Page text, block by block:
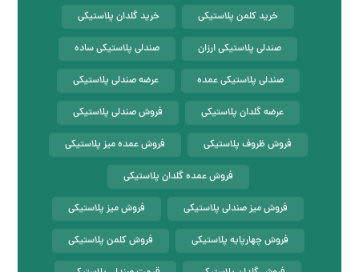
خرید کلمن پلاستیکی خرید گلدان پلاستیکی
صندلی پلاستیکی ارزان صندلی پلاستیکی ساده
صندلی پلاستیکی عمده عرضه صندلی پلاستیکی
عرضه گلدان پلاستیکی فروش صندلی پلاستیکی
فروش ظروف پلاستیکی فروش عمده میز پلاستیکی
فروش عمده گلدان پلاستیکی
فروش میز صندلی پلاستیکی فروش میز پلاستیکی
فروش چهارپایه پلاستیکی فروش کلمن پلاستیکی